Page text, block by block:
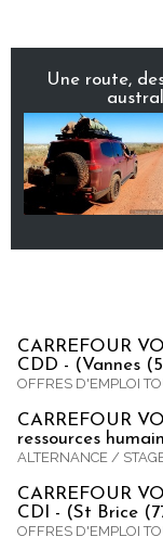
Une route,
CARREFOUR
CDD - (Vannes
OFFRES D'EMPLOI
CARREFOUR
ressources
ALTERNANCE /
CARREFOUR
CDI - (St Brice
OFFRES D'EMPLOI